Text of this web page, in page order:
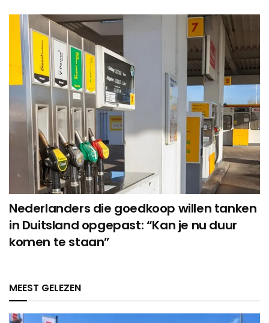
Nederlanders die goedkoop willen tanken
in Duitsland opgepast: “Kan je nu duur
komen te staan”
MEEST GELEZEN